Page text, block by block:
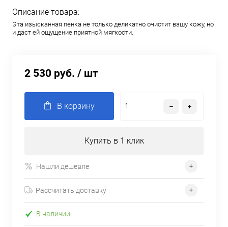
Описание товара:
Эта изысканная пенка не только деликатно очистит вашу кожу, но
и даст ей ощущение приятной мягкости.
2 530 руб. / шт
В корзину
Купить в 1 клик
Нашли дешевле
Рассчитать доставку
В наличии